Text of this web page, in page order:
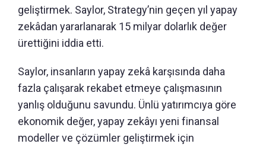
geliştirmek. Saylor, Strategy’nin geçen yıl yapay
zekâdan yararlanarak 15 milyar dolarlık değer
ürettiğini iddia etti.
Saylor, insanların yapay zekâ karşısında daha
fazla çalışarak rekabet etmeye çalışmasının
yanlış olduğunu savundu. Ünlü yatırımcıya göre
ekonomik değer, yapay zekâyı yeni finansal
modeller ve çözümler geliştirmek için